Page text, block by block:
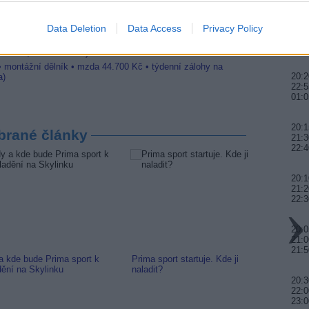
Data Deletion Data Access Privacy Policy
(Jihlava, okres Jihlava)
okres Jihlava)
montážní dělník • mzda 44.700 Kč • týdenní zálohy na
články
kde bude Prima sport k
na Skylinku
Prima sport startuje. Kde ji
naladit?